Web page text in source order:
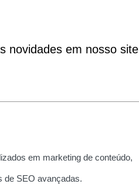
novidades em nosso site
em marketing de conteúdo,
de SEO avançadas.